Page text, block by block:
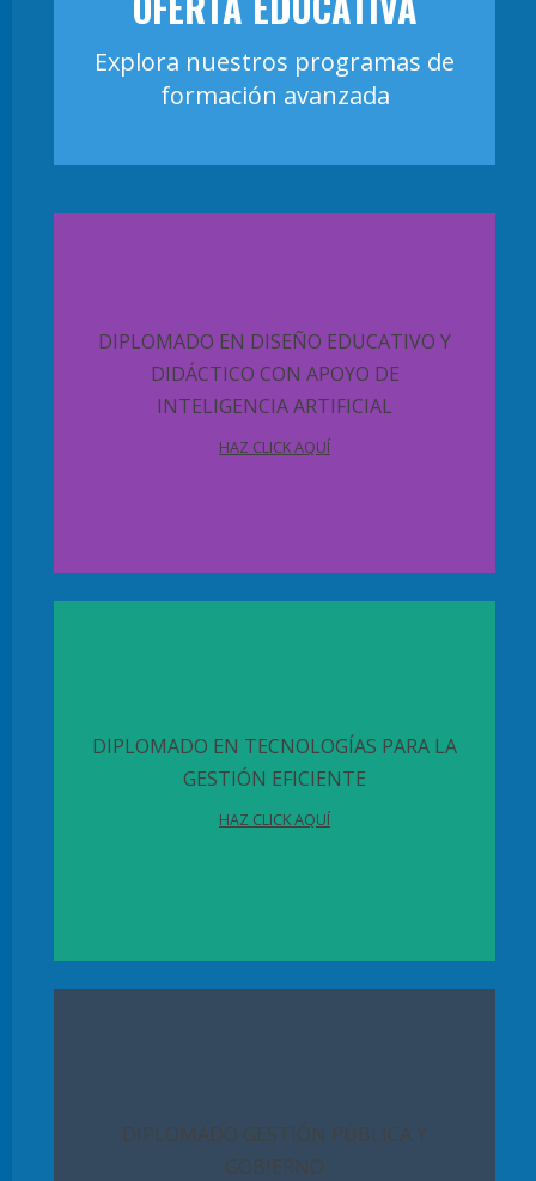
Explora nuestros programas de
formación avanzada
DIPLOMADO EN DISEÑO EDUCATIVO Y
DIDÁCTICO CON APOYO DE
INTELIGENCIA ARTIFICIAL
HAZ CLICK AQUÍ
DIPLOMADO EN TECNOLOGÍAS PARA LA
GESTIÓN EFICIENTE
HAZ CLICK AQUÍ
DIPLOMADO GESTIÓN PÚBLICA Y
GOBIERNO